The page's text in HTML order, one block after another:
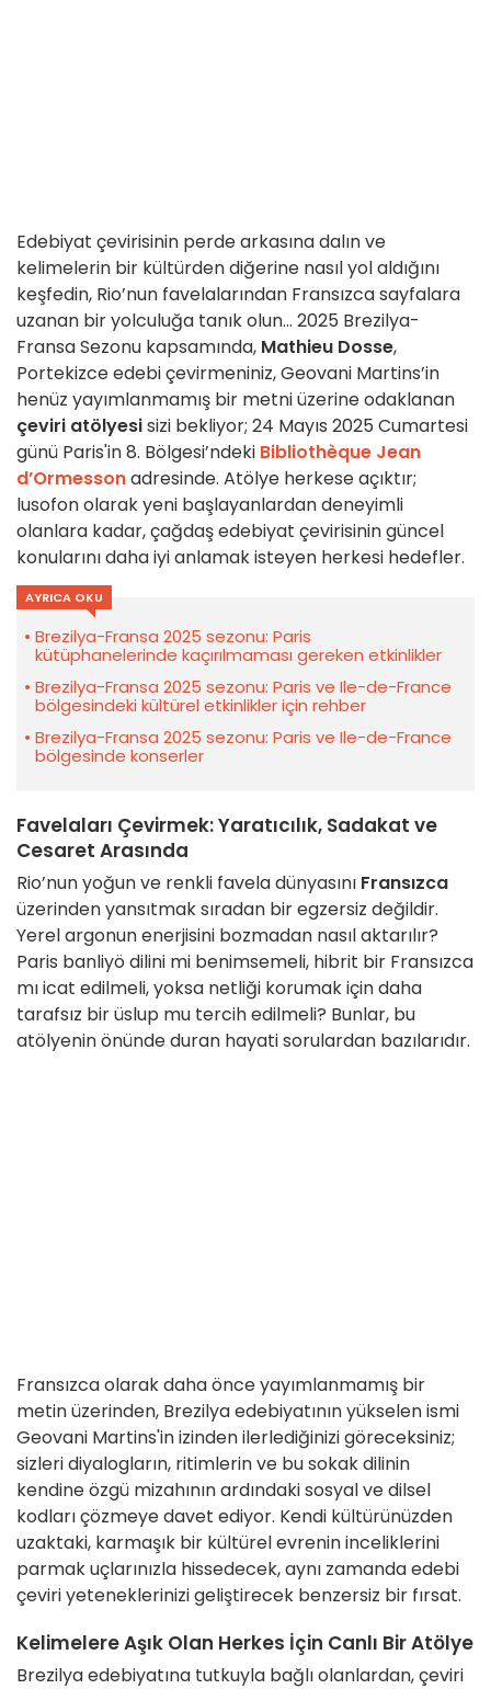
Edebiyat çevirisinin perde arkasına dalın ve
kelimelerin bir kültürden diğerine nasıl yol aldığını
keşfedin, Rio’nun favelalarından Fransızca sayfalara
uzanan bir yolculuğa tanık olun... 2025 Brezilya-
Fransa Sezonu kapsamında, Mathieu Dosse,
Portekizce edebi çevirmeniniz, Geovani Martins’in
henüz yayımlanmamış bir metni üzerine odaklanan
çeviri atölyesisizi bekliyor; 24 Mayıs 2025 Cumartesi
günü Paris'in 8. Bölgesi’ndeki Bibliothèque Jean
d’Ormessonadresinde. Atölye herkese açıktır;
lusofon olarak yeni başlayanlardan deneyimli
olanlara kadar, çağdaş edebiyat çevirisinin güncel
konularını daha iyi anlamak isteyen herkesi hedefler.
AYRICA OKU
Brezilya-Fransa 2025 sezonu: Paris
kütüphanelerinde kaçırılmaması gereken etkinlikler
Brezilya-Fransa 2025 sezonu: Paris ve Ile-de-France
bölgesindeki kültürel etkinlikler için rehber
Brezilya-Fransa 2025 sezonu: Paris ve Ile-de-France
bölgesinde konserler
Favelaları Çevirmek: Yaratıcılık, Sadakat ve
Cesaret Arasında
Rio’nun yoğun ve renkli favela dünyasını Fransızca
üzerinden yansıtmak sıradan bir egzersiz değildir.
Yerel argonun enerjisini bozmadan nasıl aktarılır?
Paris banliyö dilini mi benimsemeli, hibrit bir Fransızca
mı icat edilmeli, yoksa netliği korumak için daha
tarafsız bir üslup mu tercih edilmeli? Bunlar, bu
atölyenin önünde duran hayati sorulardan bazılarıdır.
Fransızca olarak daha önce yayımlanmamış bir
metin üzerinden, Brezilya edebiyatının yükselen ismi
Geovani Martins'in izinden ilerlediğinizi göreceksiniz;
sizleri diyalogların, ritimlerin ve bu sokak dilinin
kendine özgü mizahının ardındaki sosyal ve dilsel
kodları çözmeye davet ediyor. Kendi kültürünüzden
uzaktaki, karmaşık bir kültürel evrenin inceliklerini
parmak uçlarınızla hissedecek, aynı zamanda edebi
çeviri yeteneklerinizi geliştirecek benzersiz bir fırsat.
Kelimelere Aşık Olan Herkes İçin Canlı Bir Atölye
Brezilya edebiyatına tutkuyla bağlı olanlardan, çeviri